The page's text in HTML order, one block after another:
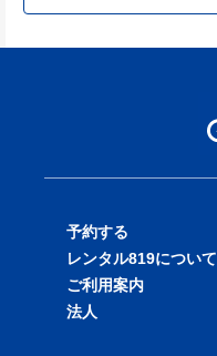
予約する
バイクを探す
店舗を探す
レンタル819について
料金表
ご利用案内
法人